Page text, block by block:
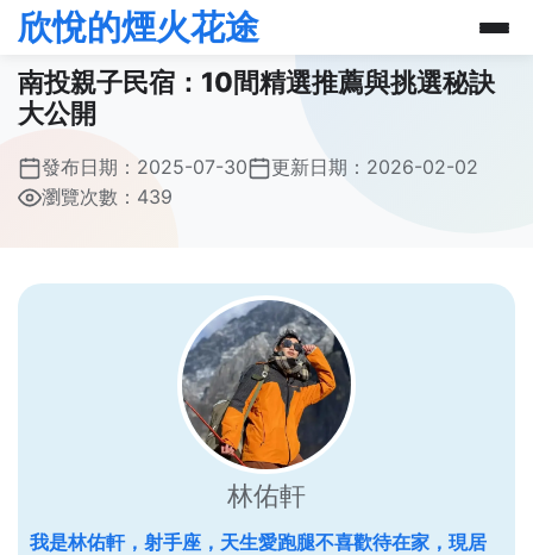
欣悅的煙火花途
南投親子民宿：10間精選推薦與挑選秘訣
大公開
發布日期： 2025-07-30 更新日期： 2026-02-02
瀏覽次數：439
林佑軒
我是林佑軒，射手座，天生愛跑腿不喜歡待在家，現居